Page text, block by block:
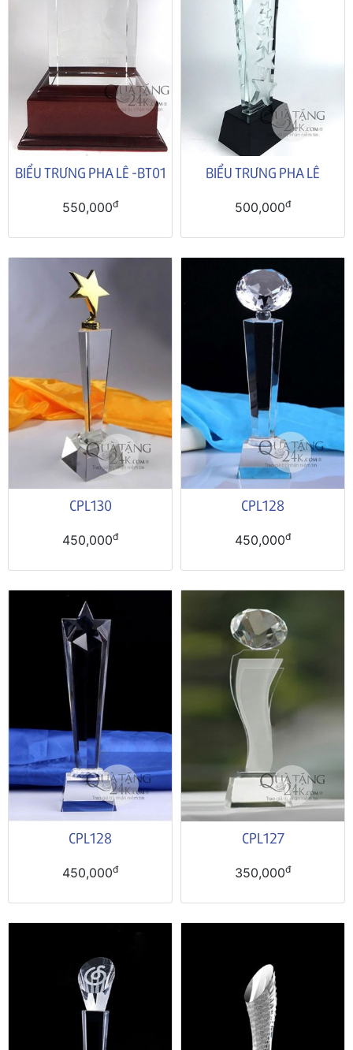
BIỂU TRƯNG PHA LÊ -BT01
550,000đ
BIỂU TRƯNG PHA LÊ
500,000đ
CPL130
450,000đ
CPL128
450,000đ
CPL128
450,000đ
CPL127
350,000đ